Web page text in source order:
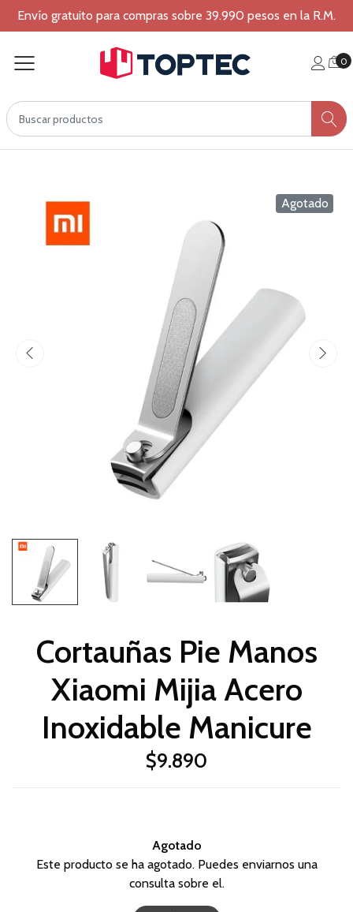
Envío gratuito para compras sobre 39.990 pesos en la R.M.
0
Agotado
Cortauñas Pie Manos
Xiaomi Mijia Acero
Inoxidable Manicure
$9.890
Agotado
Este producto se ha agotado. Puedes enviarnos una
consulta sobre el.